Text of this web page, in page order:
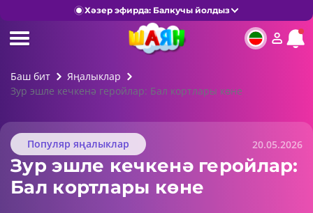
Хәзер эфирда: Балкучы йолдыз
Баш бит
Яңалыклар
Зур эшле кечкенә геройлар: Бал кортлары көне
Популяр яңалыклар 20.05.2026
Зур эшле кечкенә геройлар:
Бал кортлары көне